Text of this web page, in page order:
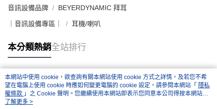
音訊設備品牌 BEYERDYNAMIC 拜耳
｜音訊設備專區｜ 耳機/喇叭
本分類熱銷全站排行
熱門標籤
本網站中使用 cookie，欲查詢有關本網站使用 cookie 方式之詳情，及若您不希
望在電腦上使用 cookie 時應如何變更電腦的 cookie 設定，請參閱本網站「 隱私
權條款 」之 Cookie 聲明。您繼續使用本網站即表示您同意本公司得按本網站使
用條款之 Cookie 聲明使用 cookie。
了解更多 >